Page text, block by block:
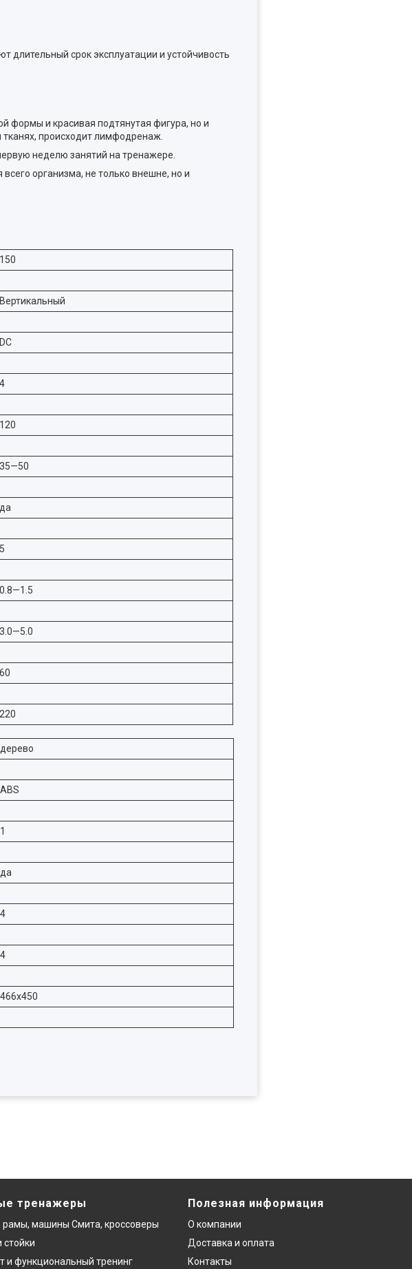
длительный срок эксплуатации и устойчивость
формы и красивая подтянутая фигура, но и
происходит лимфодренаж.
неделю занятий на тренажере.
организма, не только внешне, но и
150
Вертикальный
DC
4
120
35—50
да
5
0.8—1.5
3.0—5.0
60
220
дерево
ABS
1
да
4
4
466х450
тренажеры
машины Смита, кроссоверы
стойки
и функциональный тренинг
Полезная информация
О компании
Доставка и оплата
Контакты